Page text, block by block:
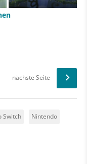
nächste Seite
Switch Nintendo